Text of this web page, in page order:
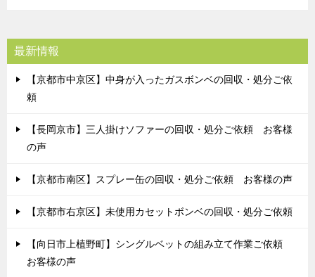
最新情報
【京都市中京区】中身が入ったガスボンベの回収・処分ご依
頼
【長岡京市】三人掛けソファーの回収・処分ご依頼 お客様
の声
【京都市南区】スプレー缶の回収・処分ご依頼 お客様の声
【京都市右京区】未使用カセットボンベの回収・処分ご依頼
【向日市上植野町】シングルベットの組み立て作業ご依頼
お客様の声